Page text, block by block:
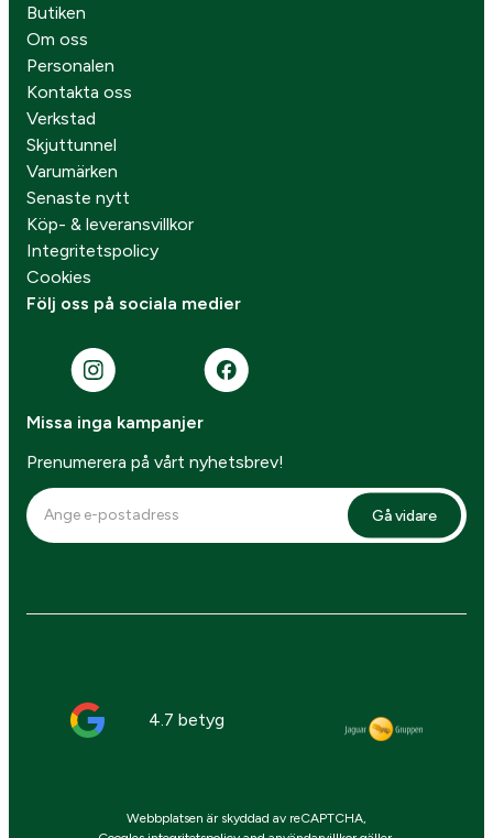
Butiken
Om oss
Personalen
Kontakta oss
Verkstad
Skjuttunnel
Varumärken
Senaste nytt
Köp- & leveransvillkor
Integritetspolicy
Cookies
Följ oss på sociala medier
Missa inga kampanjer
Prenumerera på vårt nyhetsbrev!
Gå vidare
4.7 betyg
Webbplatsen är skyddad av reCAPTCHA,